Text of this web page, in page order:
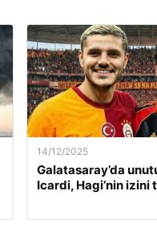
14/12/2025
Galatasaray’da
Icardi, Hagi’nin izini